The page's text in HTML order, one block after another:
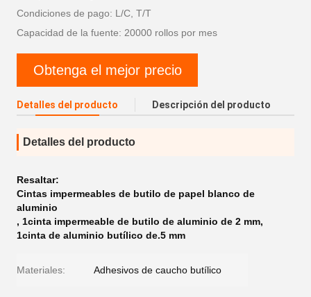
Condiciones de pago: L/C, T/T
Capacidad de la fuente: 20000 rollos por mes
Obtenga el mejor precio
Detalles del producto Descripción del producto
Detalles del producto
Resaltar:
Cintas impermeables de butilo de papel blanco de
aluminio
, 1cinta impermeable de butilo de aluminio de 2 mm,
1cinta de aluminio butílico de.5 mm
Materiales: Adhesivos de caucho butílico